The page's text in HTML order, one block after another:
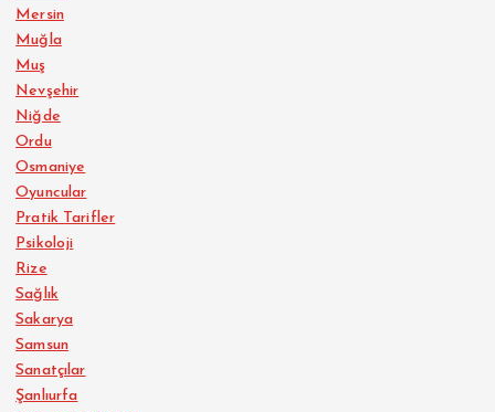
Mersin
Muğla
Muş
Nevşehir
Niğde
Ordu
Osmaniye
Oyuncular
Pratik Tarifler
Psikoloji
Rize
Sağlık
Sakarya
Samsun
Sanatçılar
Şanlıurfa